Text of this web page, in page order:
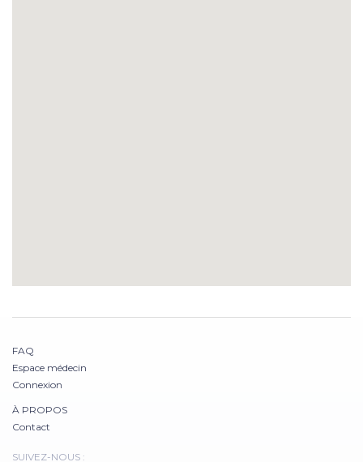
FAQ
Espace médecin
Connexion
À PROPOS
Contact
SUIVEZ-NOUS :